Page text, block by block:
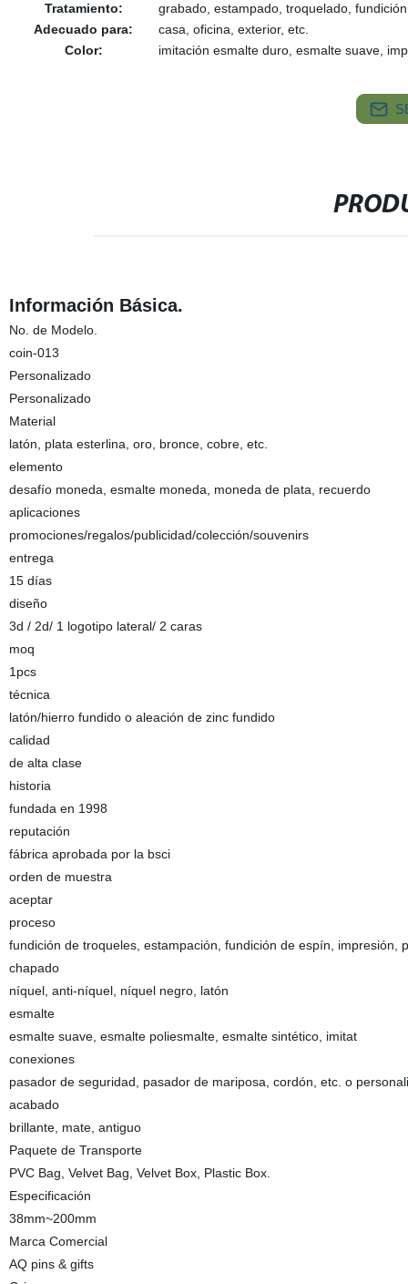
Tratamiento:
grabado, estampado, troquelado,
Adecuado para:
casa, oficina, exterior, etc.
Color:
imitación esmalte duro, esmalte suave,
Información Básica.
No. de Modelo.
coin-013
Personalizado
Personalizado
Material
latón, plata esterlina, oro, bronce, cobre, etc.
elemento
desafío moneda, esmalte moneda, moneda de plata, recuerdo
aplicaciones
promociones/regalos/publicidad/colección/souvenirs
entrega
15 días
diseño
3d / 2d/ 1 logotipo lateral/ 2 caras
moq
1pcs
técnica
latón/hierro fundido o aleación de zinc fundido
calidad
de alta clase
historia
fundada en 1998
reputación
fábrica aprobada por la bsci
orden de muestra
aceptar
proceso
fundición de troqueles, estampación, fundición de espín, impresión,
chapado
níquel, anti-níquel, níquel negro, latón
esmalte
esmalte suave, esmalte poliesmalte, esmalte sintético, imitat
conexiones
pasador de seguridad, pasador de mariposa, cordón, etc. o
acabado
brillante, mate, antiguo
Paquete de Transporte
PVC Bag, Velvet Bag, Velvet Box, Plastic Box.
Especificación
38mm~200mm
Marca Comercial
AQ pins & gifts